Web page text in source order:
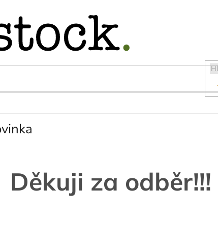
Děkuji za odběr!!!